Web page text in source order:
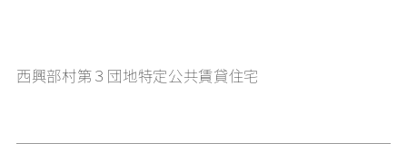
西興部村第３団地特定公共賃貸住宅